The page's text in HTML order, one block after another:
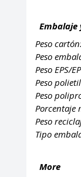
Embalaje
Peso
Peso
Peso EPS/
Peso
Peso
Porcentaje
Peso
Tipo
More